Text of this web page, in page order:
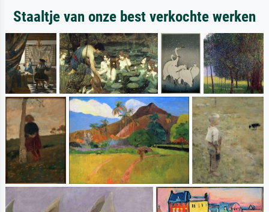
Staaltje van onze best verkochte werken